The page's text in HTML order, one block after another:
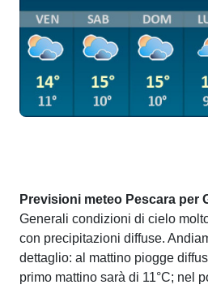
Previsioni meteo Pescara per
Generali condizioni di cielo
con precipitazioni diffuse.
dettaglio: al mattino piogge
primo mattino sarà di 11°C; nel